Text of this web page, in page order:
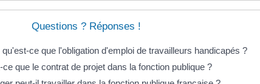
Questions ? Réponses !
ce que l'obligation d'emploi de travailleurs handicapés ?
que le contrat de projet dans la fonction publique ?